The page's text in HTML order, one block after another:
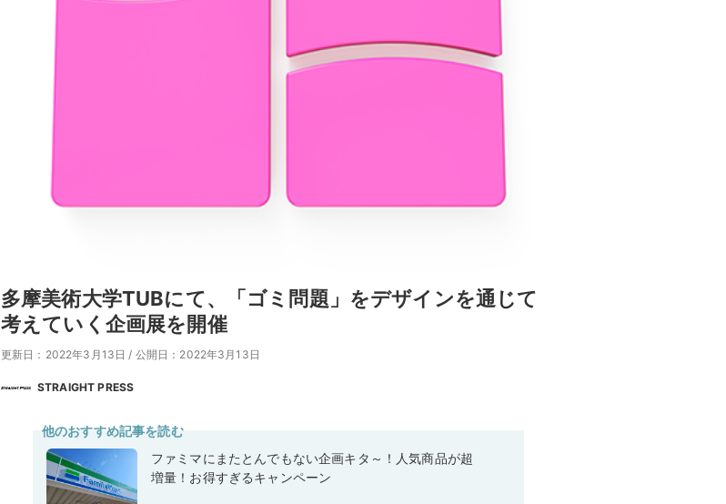
多摩美術⼤学TUBにて、「ゴミ問題」をデザインを通じて
考えていく企画展を開催
更新日：2022年3月13日 / 公開日：2022年3月13日
STRAIGHT PRESS
他のおすすめ記事を読む
ファミマにまたとんでもない企画キタ～！人気商品が超
増量！お得すぎるキャンペーン